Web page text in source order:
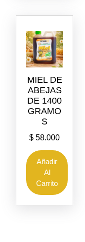
MIEL DE
ABEJAS
DE 1400
GRAMO
S
$ 58.000
Añadir
Al
Carrito